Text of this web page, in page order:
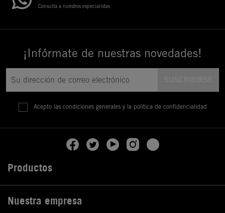
Consulta a nuestros especialistas
¡Infórmate de nuestras novedades!
Acepto las condiciones generales y la política de confidencialidad
Productos
Nuestra empresa